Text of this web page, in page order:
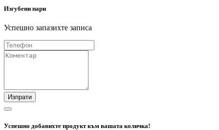
Изгубени пари
Успешно запазихте записа
Изпрати
Успешно добавихте продукт към вашата количка!